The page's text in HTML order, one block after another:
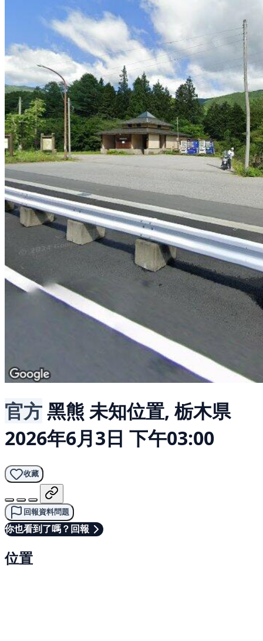
官方黑熊 未知位置, 栃木県
2026年6月3日 下午03:00
收藏
回報資料問題
你也看到了嗎？回報
位置